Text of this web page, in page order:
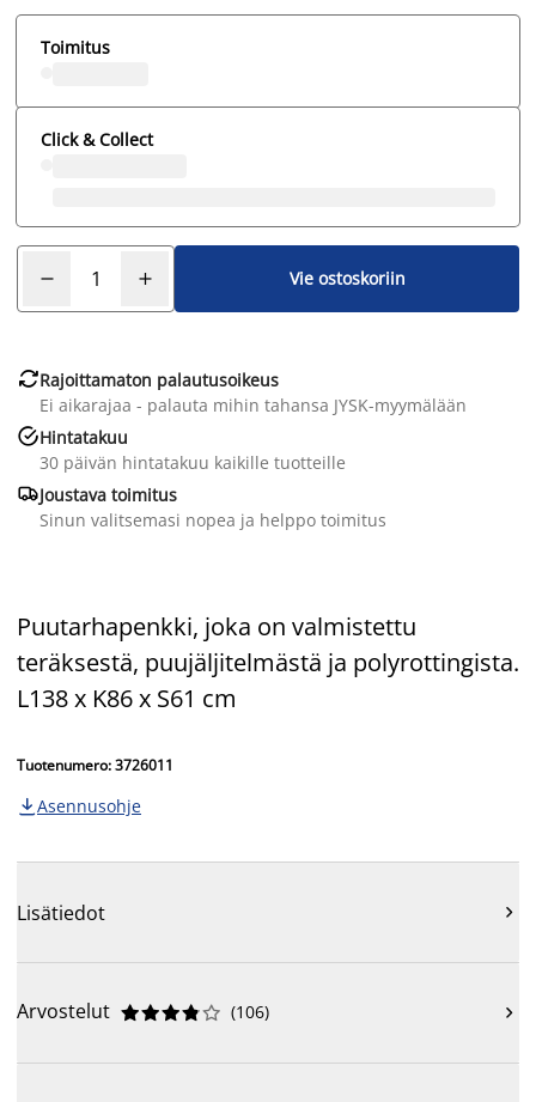
Toimitus
Click & Collect
Vie ostoskoriin
Rajoittamaton palautusoikeus
Ei aikarajaa - palauta mihin tahansa JYSK-myymälään
Hintatakuu
30 päivän hintatakuu kaikille tuotteille
Joustava toimitus
Sinun valitsemasi nopea ja helppo toimitus
Puutarhapenkki, joka on valmistettu
teräksestä, puujäljitelmästä ja polyrottingista.
L138 x K86 x S61 cm
Tuotenumero: 3726011
 Asennusohje
Lisätiedot 
Arvostelut 




 (106) 